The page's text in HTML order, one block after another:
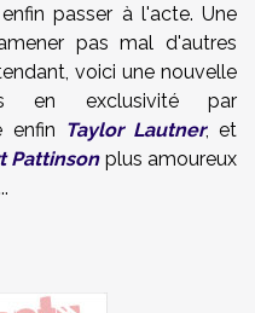
passer à l'acte. Une
pas mal d'autres
voici une nouvelle
en exclusivité par
enfin Taylor Lautner, et
Pattinsonplus amoureux